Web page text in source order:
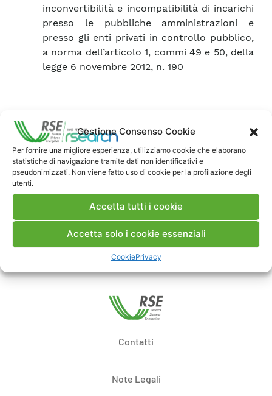
Gestione Consenso Cookie
Per fornire una migliore esperienza, utilizziamo cookie che elaborano
statistiche di navigazione tramite dati non identificativi e
pseudonimizzati. Non viene fatto uso di cookie per la profilazione degli
utenti.
Accetta tutti i cookie
Accetta solo i cookie essenziali
CookiePrivacy
inconvertibilità e incompatibilità di incarichi
presso le pubbliche amministrazioni e
presso gli enti privati in controllo pubblico,
a norma dell’articolo 1, commi 49 e 50, della
legge 6 novembre 2012, n. 190
Data Ultima Modifica:
30/06/2023
1898accessi alla pagina
Contatti
Note Legali